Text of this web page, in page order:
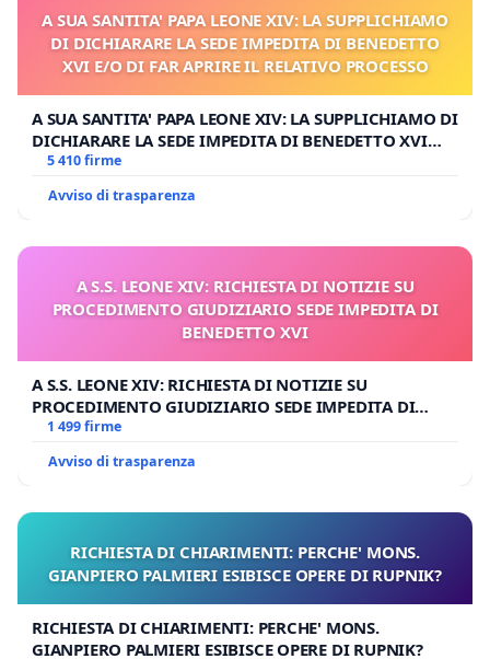
A SUA SANTITA' PAPA LEONE XIV: LA SUPPLICHIAMO
DI DICHIARARE LA SEDE IMPEDITA DI BENEDETTO
XVI E/O DI FAR APRIRE IL RELATIVO PROCESSO
A SUA SANTITA' PAPA LEONE XIV: LA SUPPLICHIAMO DI
DICHIARARE LA SEDE IMPEDITA DI BENEDETTO XVI
E/O DI FAR APRIRE IL RELATIVO PROCESSO
5 410 firme
Avviso di trasparenza
A S.S. LEONE XIV: RICHIESTA DI NOTIZIE SU
PROCEDIMENTO GIUDIZIARIO SEDE IMPEDITA DI
BENEDETTO XVI
A S.S. LEONE XIV: RICHIESTA DI NOTIZIE SU
PROCEDIMENTO GIUDIZIARIO SEDE IMPEDITA DI
BENEDETTO XVI
1 499 firme
Avviso di trasparenza
RICHIESTA DI CHIARIMENTI: PERCHE' MONS.
GIANPIERO PALMIERI ESIBISCE OPERE DI RUPNIK?
RICHIESTA DI CHIARIMENTI: PERCHE' MONS.
GIANPIERO PALMIERI ESIBISCE OPERE DI RUPNIK?